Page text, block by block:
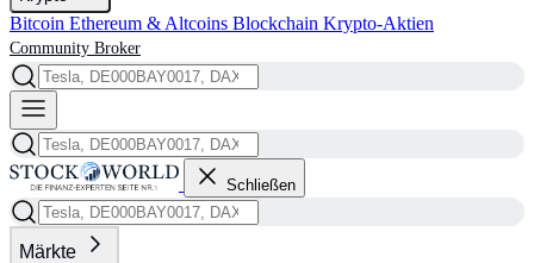
Bitcoin Ethereum & Altcoins Blockchain Krypto-Aktien
Community Broker
Schließen
Märkte